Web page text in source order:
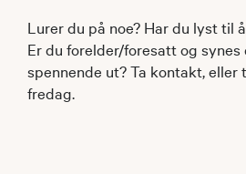
Lurer du på noe? Har du lyst til
Er du forelder/foresatt og synes
spennende ut? Ta kontakt, eller
fredag.